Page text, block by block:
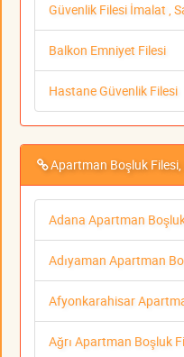
Güvenlik Filesi İmalat ,
Balkon Emniyet Filesi
Hastane Güvenlik Filesi
Apartman Boşluk
Adana Apartman
Adıyaman Apartman
Afyonkarahisar
Ağrı Apartman Boşluk